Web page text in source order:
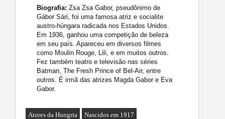
Biografia: Zsa Zsa Gabor, pseudônimo de
Gábor Sári, foi uma famosa atriz e socialite
austro-húngara radicada nos Estados Unidos.
Em 1936, ganhou uma competição de beleza
em seu país. Apareceu em diversos filmes
como Moulin Rouge, Lili, e em muitos outros.
Fez também teatro e televisão nas séries
Batman, The Fresh Prince of Bel-Air, entre
outros. É irmã das atrizes Magda Gabor e Eva
Gabor.
Atores da Hungria Nascidos em 1917